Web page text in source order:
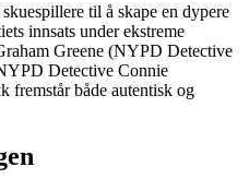
til å skape en dypere
innsats under ekstreme
Greene (NYPD Detective
Detective Connie
fremstår både autentisk og